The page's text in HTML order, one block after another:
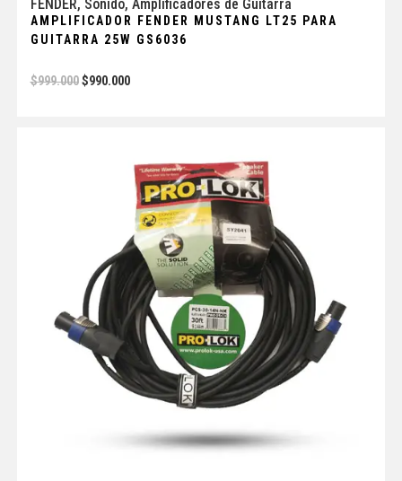
FENDER, Sonido, Amplificadores de Guitarra
AMPLIFICADOR FENDER MUSTANG LT25 PARA
GUITARRA 25W GS6036
$999.000 $990.000